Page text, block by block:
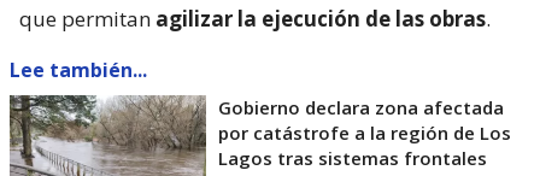
que permitan agilizar la ejecución de las obras.
Lee también...
Gobierno declara zona afectada
por catástrofe a la región de Los
Lagos tras sistemas frontales